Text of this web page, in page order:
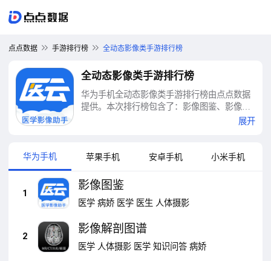
点点数据 手游排行榜 全动态影像类手游排行榜
全动态影像类手游排行榜
华为手机全动态影像类手游排行榜由点点数据
提供。本次排行榜包含了：影像图鉴、影像解
手游排行榜
展开
华为手机 苹果手机 安卓手机 小米手机
1
影像图鉴
医学 病娇 医学 医生 人体摄影
2
影像解剖图谱
医学 人体摄影 医学 知识问答 病娇